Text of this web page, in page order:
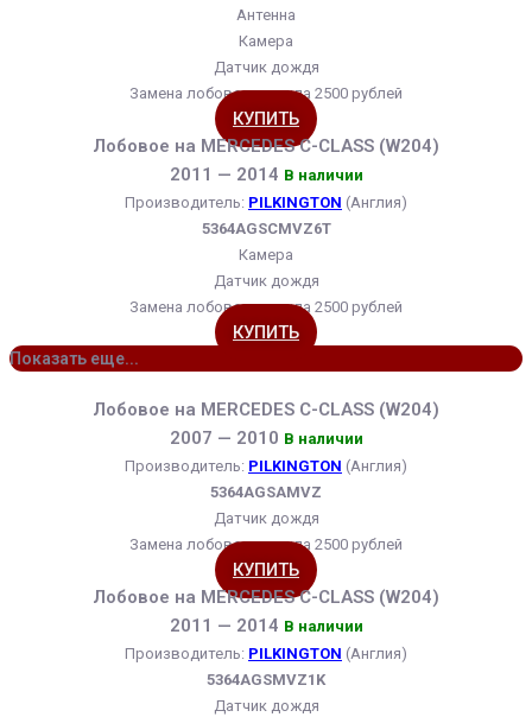
Антенна
Камера
Датчик дождя
Замена лобового стекла 2500 рублей
КУПИТЬ
Лобовое на MERCEDES C-CLASS (W204)
2011 — 2014 В наличии
Производитель: PILKINGTON (Англия)
5364AGSCMVZ6T
Камера
Датчик дождя
Замена лобового стекла 2500 рублей
КУПИТЬ
Показать еще...
Лобовое на MERCEDES C-CLASS (W204)
2007 — 2010 В наличии
Производитель: PILKINGTON (Англия)
5364AGSAMVZ
Датчик дождя
Замена лобового стекла 2500 рублей
КУПИТЬ
Лобовое на MERCEDES C-CLASS (W204)
2011 — 2014 В наличии
Производитель: PILKINGTON (Англия)
5364AGSMVZ1K
Датчик дождя